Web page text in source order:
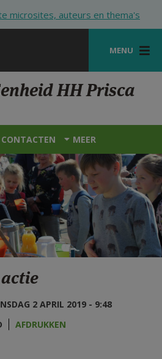
microsites, auteurs en thema's
MENU
PORTAAL
REGISTREREN
HH Prisca
CONTACTEN MEER
2 APRIL 2019 - 9:48
AFDRUKKEN